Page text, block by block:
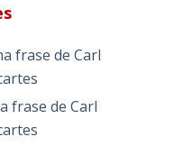
frase de Carl
frase de Carl